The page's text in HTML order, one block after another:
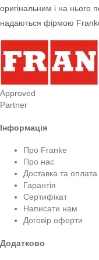
оригінальним і на нього
надаються фірмою Franke
Approved
Partner
Інформація
Про Franke
Про нас
Доставка та оплата
Гарантія
Сертифікат
Написати нам
Договір оферти
Додатково